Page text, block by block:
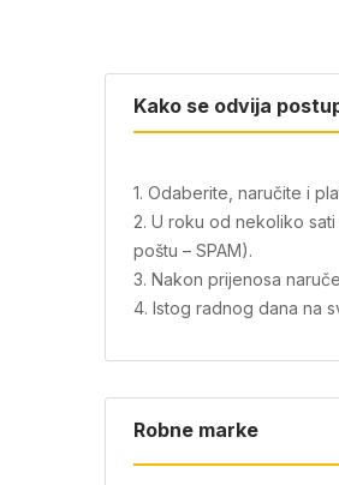
Kako se odvija
1. Odaberite, naručite i
2. U roku od nekoliko
poštu – SPAM).
3. Nakon prijenosa
4. Istog radnog dana na
Robne marke